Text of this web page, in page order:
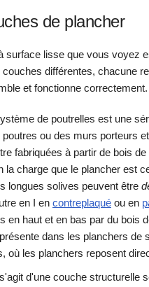
de plancher
surface lisse que vous voyez
différentes, chacune
et fonctionne correctement.
de poutrelles est une
ou des murs porteurs
fabriquées à partir de bois
la charge que le plancher est
longues solives peuvent être
en I en contreplaqué ou en
en haut et en bas par du bois
dans les planchers de
où les planchers reposent
d'une couche structurelle